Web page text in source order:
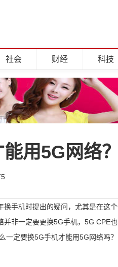
社会 财经 科技
用5G网络
手机时提出的疑问，尤其是在这
非一定要更换5G手机，5G CPE
定要换5G手机才能用5G网络吗